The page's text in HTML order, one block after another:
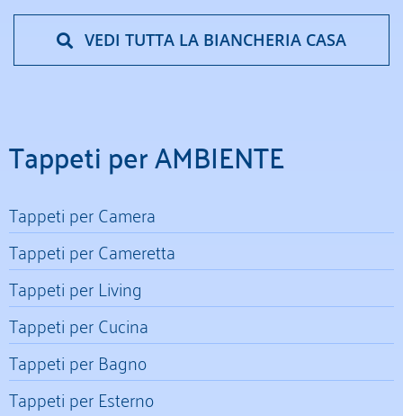
VEDI TUTTA LA BIANCHERIA CASA
Tappeti per AMBIENTE
Tappeti per Camera
Tappeti per Cameretta
Tappeti per Living
Tappeti per Cucina
Tappeti per Bagno
Tappeti per Esterno